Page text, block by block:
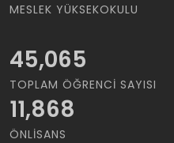
MESLEK YÜKSEKOKULU
45,065
TOPLAM ÖĞRENCI SAYISI
11,868
ÖNLISANS